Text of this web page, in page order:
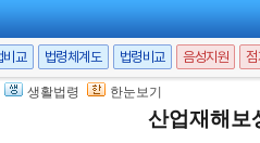
비교 법령체계도 법령비교 음성지원 점
생활법령 한눈보기
산업재해보
하는 사항
여의 범위나 비용 등 요양급여의 산정
요양할 산재보험 의료기관이
유가 있는 경우를 제외하고는 그 근로